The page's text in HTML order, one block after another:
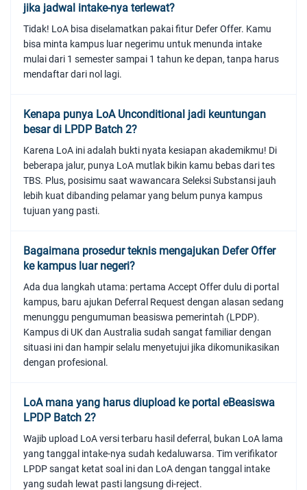
jika jadwal intake-nya terlewat?
Tidak! LoA bisa diselamatkan pakai fitur Defer Offer. Kamu
bisa minta kampus luar negerimu untuk menunda intake
mulai dari 1 semester sampai 1 tahun ke depan, tanpa harus
mendaftar dari nol lagi.
Kenapa punya LoA Unconditional jadi keuntungan
besar di LPDP Batch 2?
Karena LoA ini adalah bukti nyata kesiapan akademikmu! Di
beberapa jalur, punya LoA mutlak bikin kamu bebas dari tes
TBS. Plus, posisimu saat wawancara Seleksi Substansi jauh
lebih kuat dibanding pelamar yang belum punya kampus
tujuan yang pasti.
Bagaimana prosedur teknis mengajukan Defer Offer
ke kampus luar negeri?
Ada dua langkah utama: pertama Accept Offer dulu di portal
kampus, baru ajukan Deferral Request dengan alasan sedang
menunggu pengumuman beasiswa pemerintah (LPDP).
Kampus di UK dan Australia sudah sangat familiar dengan
situasi ini dan hampir selalu menyetujui jika dikomunikasikan
dengan profesional.
LoA mana yang harus diupload ke portal eBeasiswa
LPDP Batch 2?
Wajib upload LoA versi terbaru hasil deferral, bukan LoA lama
yang tanggal intake-nya sudah kedaluwarsa. Tim verifikator
LPDP sangat ketat soal ini dan LoA dengan tanggal intake
yang sudah lewat pasti langsung di-reject.